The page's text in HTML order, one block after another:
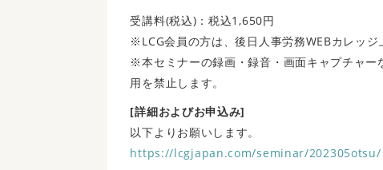
受講料(税込)：税込1,650円
※LCG会員の方は、後日人事労務WEBカレッジ
※本セミナーの録画・録音・画面キャプチャ
用を禁止します。
[詳細およびお申込み]
以下よりお願いします。
https://lcgjapan.com/seminar/202305otsu/